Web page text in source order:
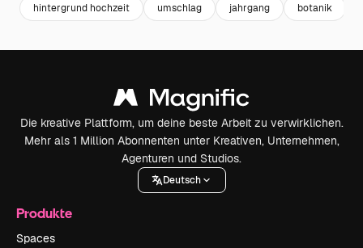
hintergrund hochzeit umschlag jahrgang botanik
Die kreative Plattform, um deine beste Arbeit zu verwirklichen.
Mehr als 1 Million Abonnenten unter Kreativen, Unternehmen,
Agenturen und Studios.
Deutsch
Produkte
Spaces